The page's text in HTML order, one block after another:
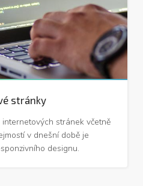
stránky
stránek včetně
v dnešní době je
designu.